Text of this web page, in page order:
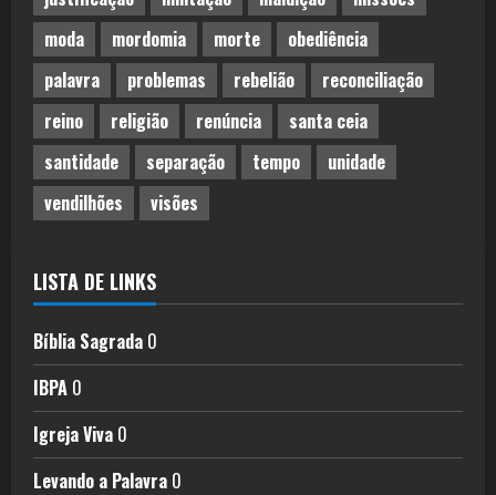
moda
mordomia morte
obediência
palavra
problemas rebelião
reconciliação
reino
religião renúncia
santa ceia
santidade
separação tempo
unidade
vendilhões
visões
LISTA DE LINKS
Bíblia Sagrada 0
IBPA 0
Igreja Viva 0
Levando a Palavra 0